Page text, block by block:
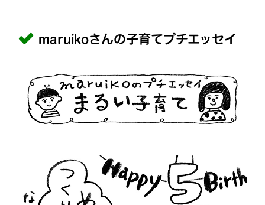
maruikoさんの子育てプチエッセイ